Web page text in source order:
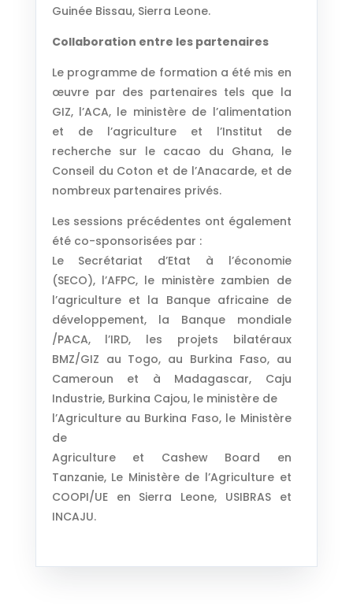
Guinée Bissau, Sierra Leone.
Collaboration entre les partenaires
Le programme de formation a été mis en
œuvre par des partenaires tels que la
GIZ, l’ACA, le ministère de l’alimentation
et de l’agriculture et l’Institut de
recherche sur le cacao du Ghana, le
Conseil du Coton et de l’Anacarde, et de
nombreux partenaires privés.
Les sessions précédentes ont également
été co-sponsorisées par :
Le Secrétariat d’Etat à l’économie
(SECO), l’AFPC, le ministère zambien de
l’agriculture et la Banque africaine de
développement, la Banque mondiale
/PACA, l’IRD, les projets bilatéraux
BMZ/GIZ au Togo, au Burkina Faso, au
Cameroun et à Madagascar, Caju
Industrie, Burkina Cajou, le ministère de
l’Agriculture au Burkina Faso, le Ministère
de
Agriculture et Cashew Board en
Tanzanie, Le Ministère de l’Agriculture et
COOPI/UE en Sierra Leone, USIBRAS et
INCAJU.